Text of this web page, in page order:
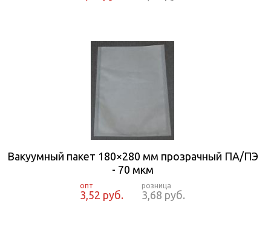
Вакуумный пакет 180×280 мм прозрачный ПА/ПЭ
- 70 мкм
3,52 руб. 3,68 руб.